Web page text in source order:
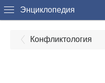
Энциклопедия
Конфликтология